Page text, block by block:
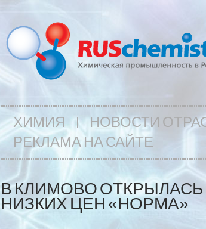
ХИМИЯ НОВОСТИ
РЕКЛАМА НА САЙТЕ
В КЛИМОВО ОТКРЫЛАСЬ
НИЗКИХ ЦЕН «НОРМА»